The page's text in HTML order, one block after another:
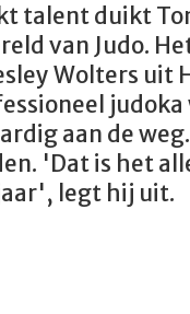
talent duikt
van Judo.
Wolters uit
aan de
'Dat is het
legt hij uit.